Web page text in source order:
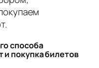
способа
и покупка билетов